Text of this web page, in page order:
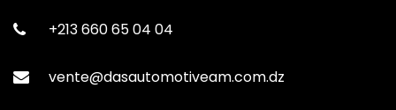
+213 660 65 04 04
vente@dasautomotiveam.com.dz